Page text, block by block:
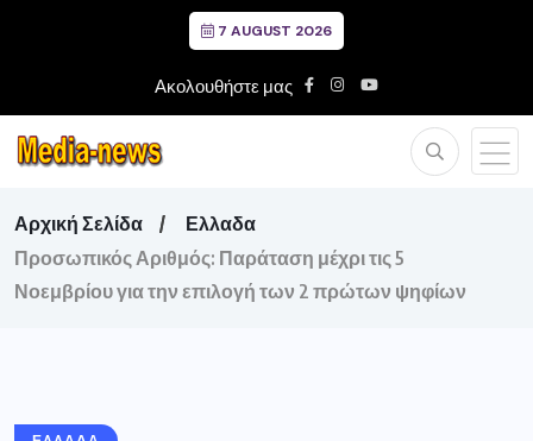
7 AUGUST 2026
Ακολουθήστε μας
Αρχική Σελίδα
Ελλαδα
Προσωπικός Αριθμός: Παράταση μέχρι τις 5
Νοεμβρίου για την επιλογή των 2 πρώτων ψηφίων